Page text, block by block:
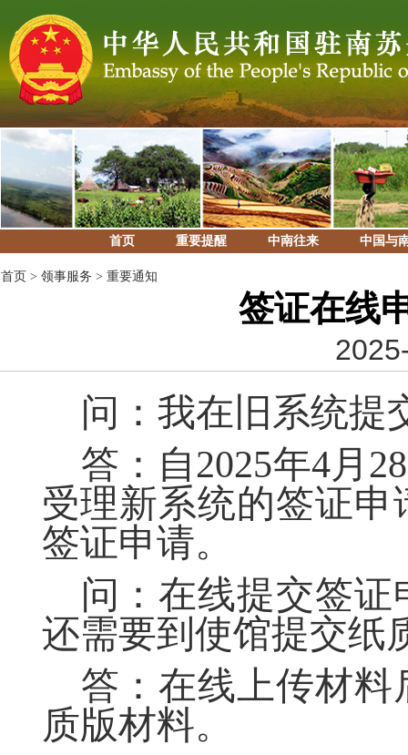
首页 重要提醒 中南往来 中国与
首页 > 领事服务 > 重要通知
签证在线
问：我在旧系统提
答：自2025年4月 28
受理新系统的签证
签证申请。
问：在线提交签
还需要到使馆提交纸
答：在线上传材
质版材料。